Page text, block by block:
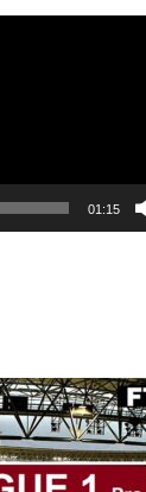
01:15